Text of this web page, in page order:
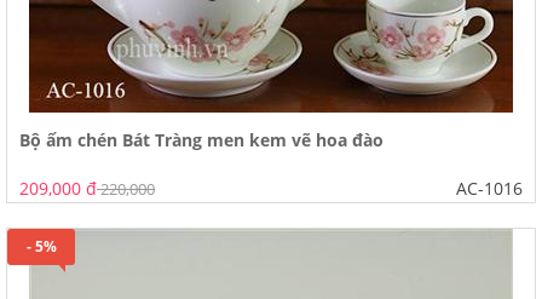
Bộ ấm chén Bát Tràng men kem vẽ hoa đào
209,000 đ220,000 AC-1016
- 5%